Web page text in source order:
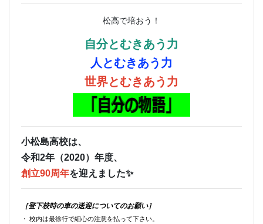
松高で培おう！
自分とむきあう力
人とむきあう力
世界とむきあう力
小松島高校は、
令和2年（2020）年度、
創立90周年を迎えました✨
［登下校時の車の送迎についてのお願い］
・ 校内は最徐行で細心の注意を払って下さい。